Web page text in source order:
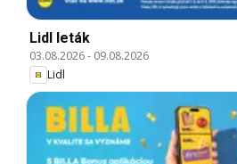
Lidl leták
03.08.2026- 09.08.2026
Lidl